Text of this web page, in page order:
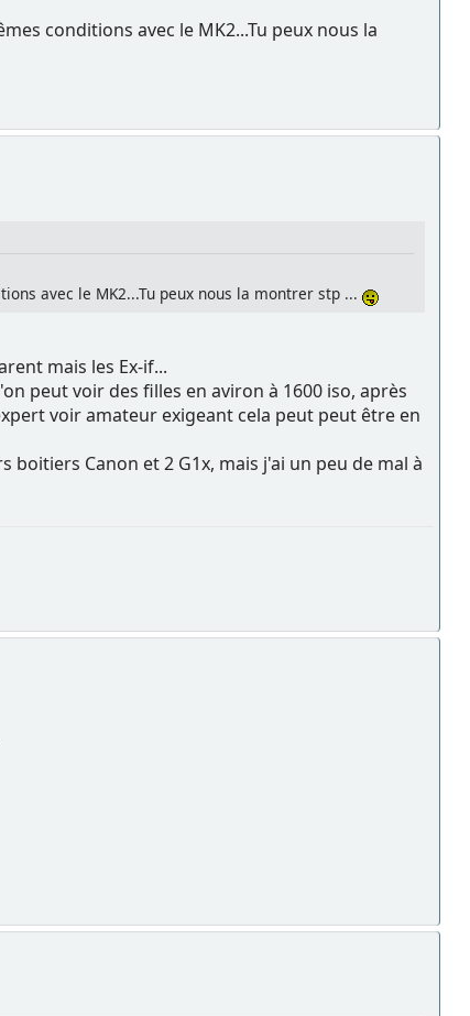
conditions avec le MK2...Tu peux nous la
avec le MK2...Tu peux nous la montrer stp ...
mais les Ex-if...
peut voir des filles en aviron à 1600 iso, après
voir amateur exigeant cela peut peut être en
Canon et 2 G1x, mais j'ai un peu de mal à